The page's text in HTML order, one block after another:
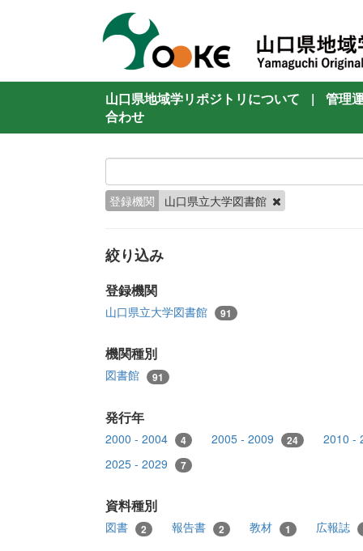
山口県地域学リポジトリについて |
管理
合わせ
登録機関 山口県立大学図書館
絞り込み
登録機関
山口県立大学図書館 91
機関種別
図書館 91
発行年
2000 - 2004 4 2005 - 2009 24
2010 -
2025 - 2029
7
資料種別
図書 2 報告書 2 教材 1 広報誌